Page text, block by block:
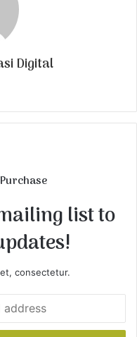
Digital
list to
consectetur.